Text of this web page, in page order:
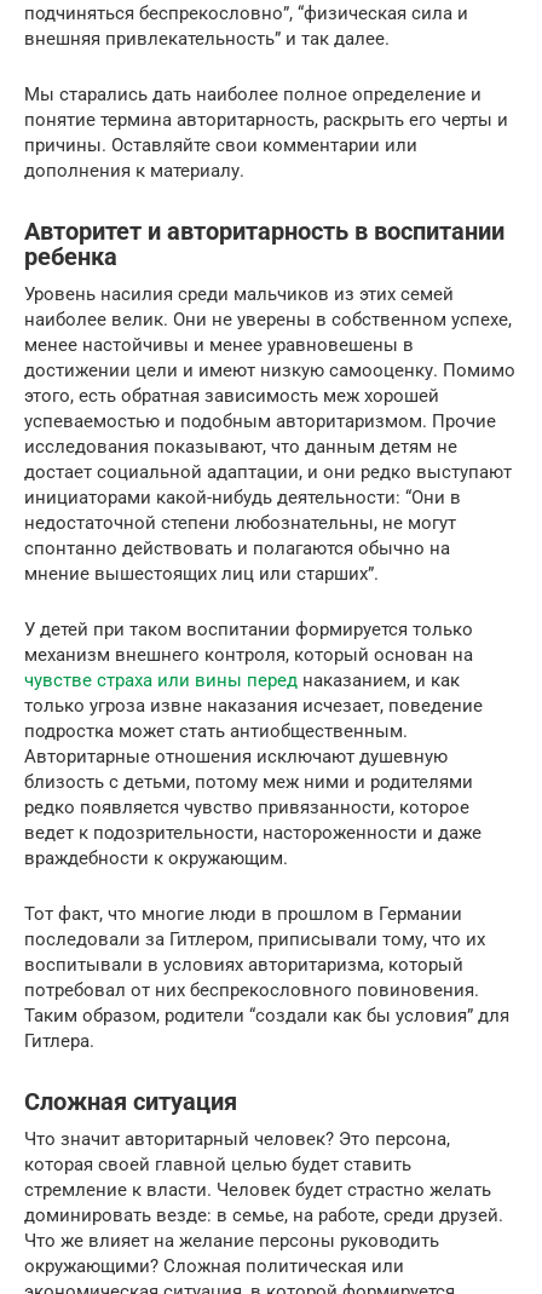
подчиняться беспрекословно”, “физическая сила и
внешняя привлекательность” и так далее.
Мы старались дать наиболее полное определение и
понятие термина авторитарность, раскрыть его черты и
причины. Оставляйте свои комментарии или
дополнения к материалу.
Авторитет и авторитарность в воспитании
ребенка
Уровень насилия среди мальчиков из этих семей
наиболее велик. Они не уверены в собственном успехе,
менее настойчивы и менее уравновешены в
достижении цели и имеют низкую самооценку. Помимо
этого, есть обратная зависимость меж хорошей
успеваемостью и подобным авторитаризмом. Прочие
исследования показывают, что данным детям не
достает социальной адаптации, и они редко выступают
инициаторами какой-нибудь деятельности: “Они в
недостаточной степени любознательны, не могут
спонтанно действовать и полагаются обычно на
мнение вышестоящих лиц или старших”.
У детей при таком воспитании формируется только
механизм внешнего контроля, который основан на
чувстве страха или вины перед наказанием, и как
только угроза извне наказания исчезает, поведение
подростка может стать антиобщественным.
Авторитарные отношения исключают душевную
близость с детьми, потому меж ними и родителями
редко появляется чувство привязанности, которое
ведет к подозрительности, настороженности и даже
враждебности к окружающим.
Тот факт, что многие люди в прошлом в Германии
последовали за Гитлером, приписывали тому, что их
воспитывали в условиях авторитаризма, который
потребовал от них беспрекословного повиновения.
Таким образом, родители “создали как бы условия” для
Гитлера.
Сложная ситуация
Что значит авторитарный человек? Это персона,
которая своей главной целью будет ставить
стремление к власти. Человек будет страстно желать
доминировать везде: в семье, на работе, среди друзей.
Что же влияет на желание персоны руководить
окружающими? Сложная политическая или